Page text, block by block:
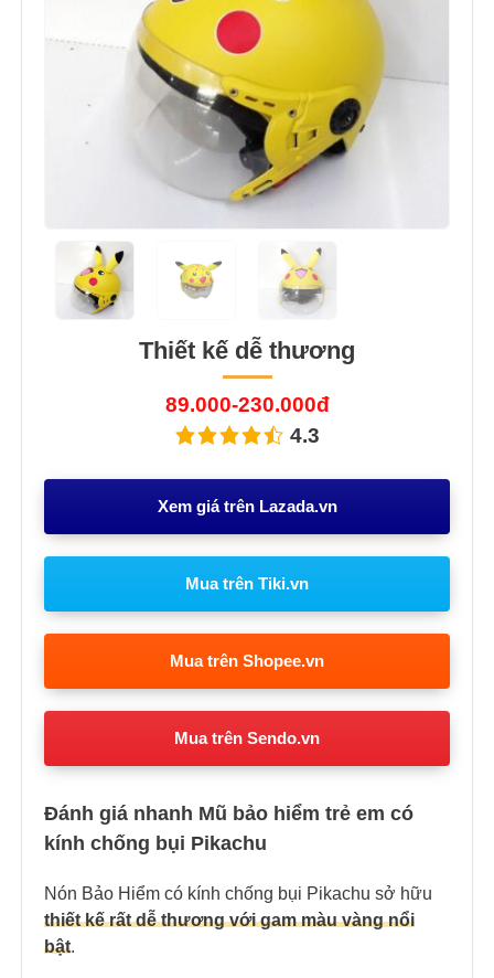
Thiết kế dễ thương
89.000-230.000đ
4.3
Xem giá trên Lazada.vn
Mua trên Tiki.vn
Mua trên Shopee.vn
Mua trên Sendo.vn
Đánh giá nhanh Mũ bảo hiểm trẻ em có
kính chống bụi Pikachu
Nón Bảo Hiểm có kính chống bụi Pikachu sở hữu
thiết kế rất dễ thương với gam màu vàng nổi
bật.